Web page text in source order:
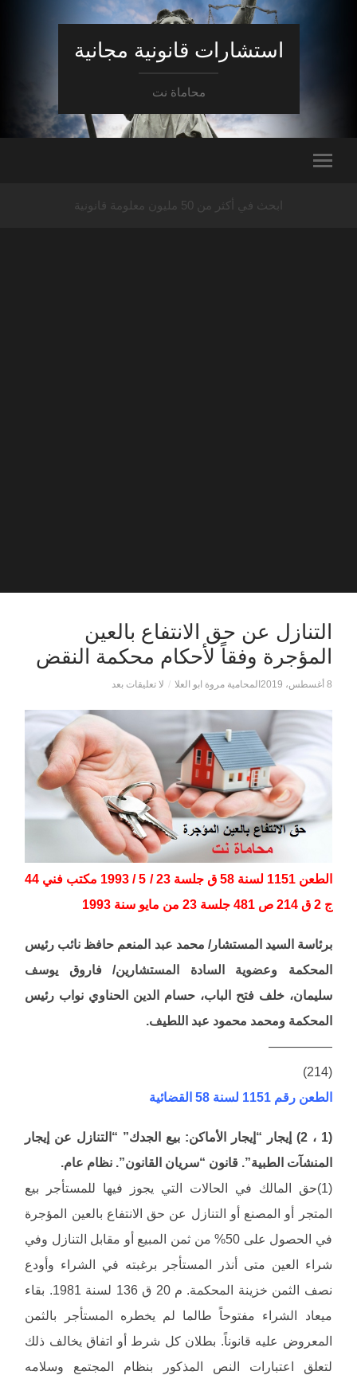
استشارات قانونية مجانية
محاماة نت
ابحث في أكثر من 50 مليون معلومة قانونية
التنازل عن حق الانتفاع بالعين
المؤجرة وفقاً لأحكام محكمة النقض
8 أغسطس، 2019 المحامية مروة ابو العلا / لا تعليقات بعد
الطعن 1151 لسنة 58 ق جلسة 23 / 5 / 1993 مكتب فني 44
ج 2 ق 214 ص 481 جلسة 23 من مايو سنة 1993
برئاسة السيد المستشار/ محمد عبد المنعم حافظ نائب رئيس
المحكمة وعضوية السادة المستشارين/ فاروق يوسف
سليمان، خلف فتح الباب، حسام الدين الحناوي نواب رئيس
المحكمة ومحمد محمود عبد اللطيف.
—————
(214)
الطعن رقم 1151 لسنة 58 القضائية
(1 ، 2) إيجار “إيجار الأماكن: بيع الجدك” “التنازل عن إيجار
المنشآت الطبية”. قانون “سريان القانون”. نظام عام.
(1)حق المالك في الحالات التي يجوز فيها للمستأجر بيع
المتجر أو المصنع أو التنازل عن حق الانتفاع بالعين المؤجرة
في الحصول على 50% من ثمن المبيع أو مقابل التنازل وفي
شراء العين متى أنذر المستأجر برغبته في الشراء وأودع
نصف الثمن خزينة المحكمة. م 20 ق 136 لسنة 1981. بقاء
ميعاد الشراء مفتوحاً طالما لم يخطره المستأجر بالثمن
المعروض عليه قانوناً. بطلان كل شرط أو اتفاق يخالف ذلك
لتعلق اعتبارات النص المذكور بنظام المجتمع وسلامه